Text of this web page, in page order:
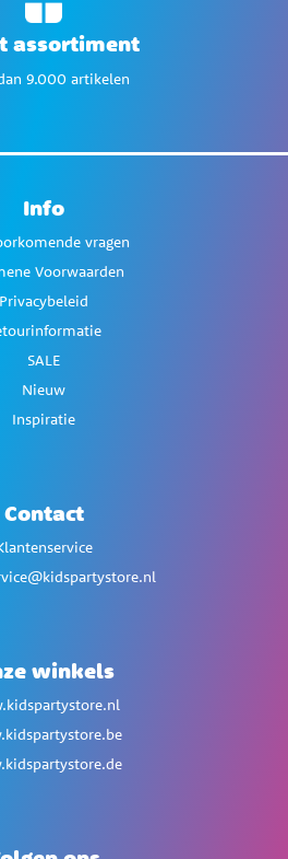
assortiment
9.000 artikelen
Info
vragen
Voorwaarden
Privacybeleid
SALE
Nieuw
Inspiratie
Contact
winkels